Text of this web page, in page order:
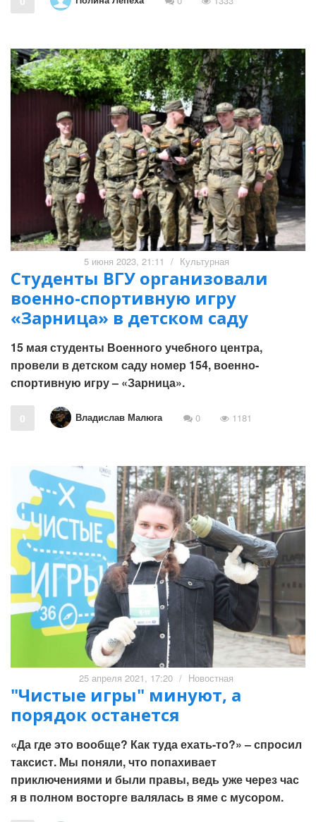
5 июня 2023, 21:11 / Культурная
Студенты ВГУ организовали
военно-спортивную игру
«Зарница» в детском саду
15 мая студенты Военного учебного центра,
провели в детском саду номер 154, военно-
спортивную игру – «Зарница».
0 Владислав Малюга 0 1181
25 апреля 2021, 17:20 / Новостная
"Чистые игры" минуют, а
порядок останется
«Да где это вообще? Как туда ехать-то?» – спросил
таксист. Мы поняли, что попахивает
приключениями и были правы, ведь уже через час
я в полном восторге валялась в яме с мусором.